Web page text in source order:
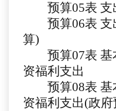
预算05表 支
预算06表 支
算)
预算07表 基
资福利支出
预算08表 基
资福利支出(政府